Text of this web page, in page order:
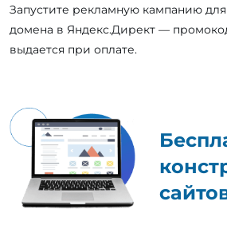
Запустите рекламную кампанию
домена в Яндекс.Директ —
выдается при оплате.